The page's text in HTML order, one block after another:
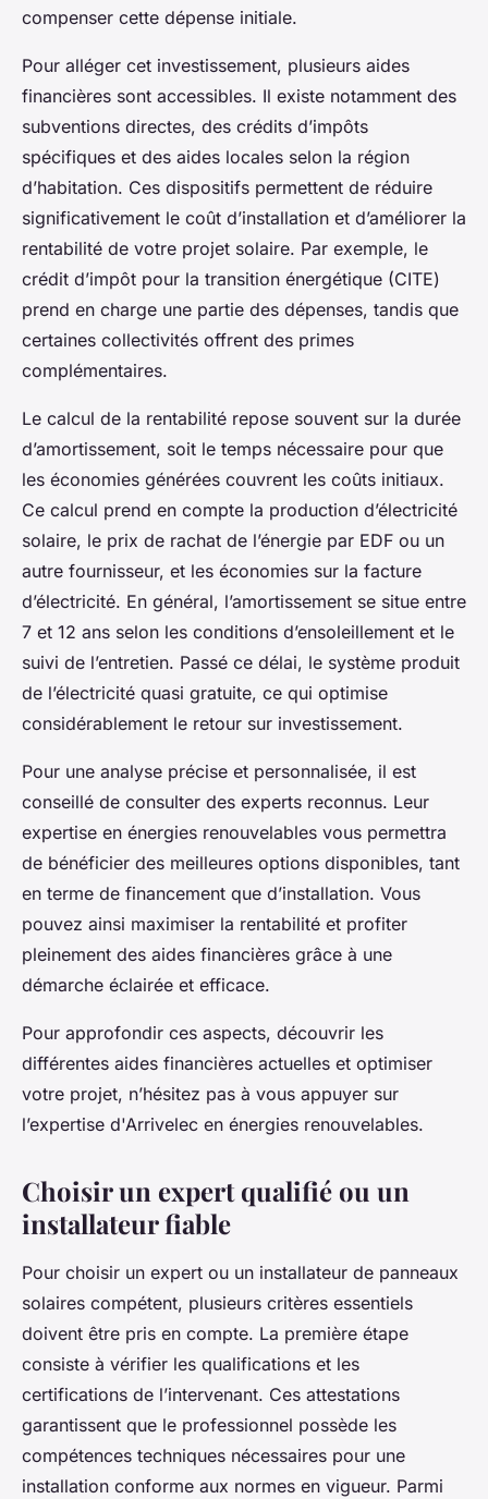
compenser cette dépense initiale.
Pour alléger cet investissement, plusieurs aides
financières sont accessibles. Il existe notamment des
subventions directes, des crédits d’impôts
spécifiques et des aides locales selon la région
d’habitation. Ces dispositifs permettent de réduire
significativement le coût d’installation et d’améliorer la
rentabilité de votre projet solaire. Par exemple, le
crédit d’impôt pour la transition énergétique (CITE)
prend en charge une partie des dépenses, tandis que
certaines collectivités offrent des primes
complémentaires.
Le calcul de la rentabilité repose souvent sur la durée
d’amortissement, soit le temps nécessaire pour que
les économies générées couvrent les coûts initiaux.
Ce calcul prend en compte la production d’électricité
solaire, le prix de rachat de l’énergie par EDF ou un
autre fournisseur, et les économies sur la facture
d’électricité. En général, l’amortissement se situe entre
7 et 12 ans selon les conditions d’ensoleillement et le
suivi de l’entretien. Passé ce délai, le système produit
de l’électricité quasi gratuite, ce qui optimise
considérablement le retour sur investissement.
Pour une analyse précise et personnalisée, il est
conseillé de consulter des experts reconnus. Leur
expertise en énergies renouvelables vous permettra
de bénéficier des meilleures options disponibles, tant
en terme de financement que d’installation. Vous
pouvez ainsi maximiser la rentabilité et profiter
pleinement des aides financières grâce à une
démarche éclairée et efficace.
Pour approfondir ces aspects, découvrir les
différentes aides financières actuelles et optimiser
votre projet, n’hésitez pas à vous appuyer sur
l’expertise d'Arrivelec en énergies renouvelables.
Choisir un expert qualifié ou un
installateur fiable
Pour choisir un expert ou un installateur de panneaux
solaires compétent, plusieurs critères essentiels
doivent être pris en compte. La première étape
consiste à vérifier les qualifications et les
certifications de l’intervenant. Ces attestations
garantissent que le professionnel possède les
compétences techniques nécessaires pour une
installation conforme aux normes en vigueur. Parmi